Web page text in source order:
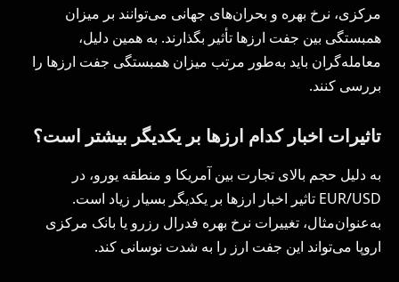
مرکزی، نرخ بهره و بحران‌های جهانی می‌توانند بر میزان
همبستگی بین جفت ارزها تأثیر بگذارند. به همین دلیل،
معامله‌گران باید به‌طور مرتب میزان همبستگی جفت ارزها را
بررسی کنند.
تاثیرات اخبار کدام ارزها بر یکدیگر بیشتر است؟
به دلیل حجم بالای تجارت بین آمریکا و منطقه یورو، در
EUR/USD تاثیر اخبار ارزها بر یکدیگر بسیار زیاد است.
به‌عنوان‌مثال، تغییرات نرخ بهره فدرال رزرو یا بانک مرکزی
اروپا می‌تواند این جفت ارز را به شدت نوسانی کند.